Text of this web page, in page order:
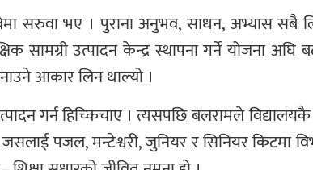
सरुवा भए । पुराना अनुभव, साधन, अभ्यास सबै
सामग्री उत्पादन केन्द्र स्थापना गर्ने योजना
आकार लिन थाल्यो ।
गर्न हिच्किचाए । त्यसपछि बलरामले
पजल, मन्टेश्वरी, जुनियर र सिनियर किटमा